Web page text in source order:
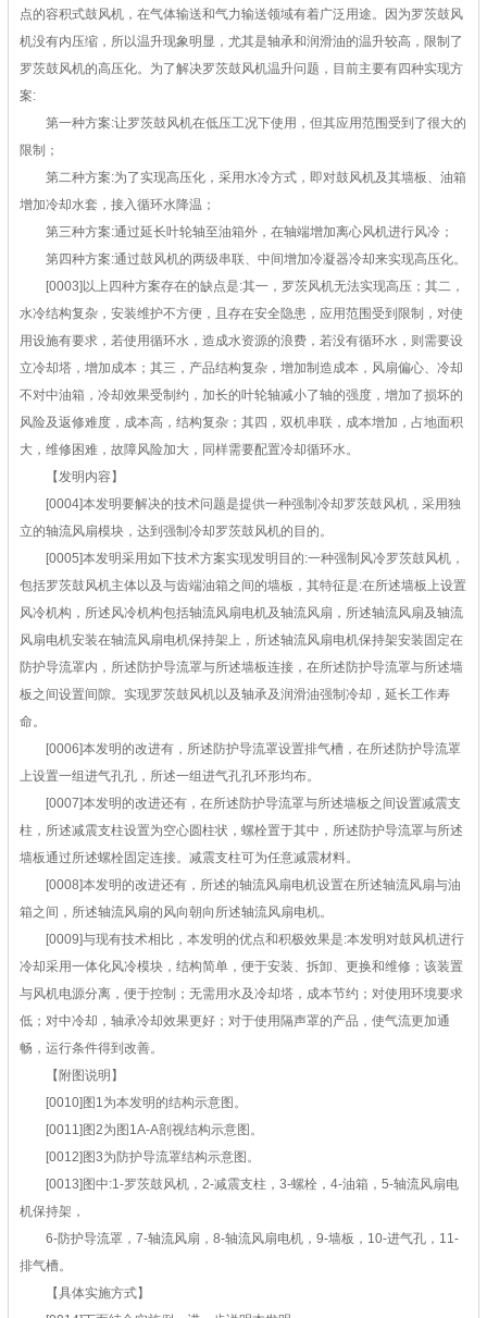
点的容积式鼓风机，在气体输送和气力输送领域有着广泛用途。因为罗茨鼓风
机没有内压缩，所以温升现象明显，尤其是轴承和润滑油的温升较高，限制了
罗茨鼓风机的高压化。为了解决罗茨鼓风机温升问题，目前主要有四种实现方
案:
第一种方案:让罗茨鼓风机在低压工况下使用，但其应用范围受到了很大的
限制；
第二种方案:为了实现高压化，采用水冷方式，即对鼓风机及其墙板、油箱
增加冷却水套，接入循环水降温；
第三种方案:通过延长叶轮轴至油箱外，在轴端增加离心风机进行风冷；
第四种方案:通过鼓风机的两级串联、中间增加冷凝器冷却来实现高压化。
[0003]以上四种方案存在的缺点是:其一，罗茨风机无法实现高压；其二，
水冷结构复杂，安装维护不方便，且存在安全隐患，应用范围受到限制，对使
用设施有要求，若使用循环水，造成水资源的浪费，若没有循环水，则需要设
立冷却塔，增加成本；其三，产品结构复杂，增加制造成本，风扇偏心、冷却
不对中油箱，冷却效果受制约，加长的叶轮轴减小了轴的强度，增加了损坏的
风险及返修难度，成本高，结构复杂；其四，双机串联，成本增加，占地面积
大，维修困难，故障风险加大，同样需要配置冷却循环水。
【发明内容】
[0004]本发明要解决的技术问题是提供一种强制冷却罗茨鼓风机，采用独
立的轴流风扇模块，达到强制冷却罗茨鼓风机的目的。
[0005]本发明采用如下技术方案实现发明目的:一种强制风冷罗茨鼓风机，
包括罗茨鼓风机主体以及与齿端油箱之间的墙板，其特征是:在所述墙板上设置
风冷机构，所述风冷机构包括轴流风扇电机及轴流风扇，所述轴流风扇及轴流
风扇电机安装在轴流风扇电机保持架上，所述轴流风扇电机保持架安装固定在
防护导流罩内，所述防护导流罩与所述墙板连接，在所述防护导流罩与所述墙
板之间设置间隙。实现罗茨鼓风机以及轴承及润滑油强制冷却，延长工作寿
命。
[0006]本发明的改进有，所述防护导流罩设置排气槽，在所述防护导流罩
上设置一组进气孔孔，所述一组进气孔孔环形均布。
[0007]本发明的改进还有，在所述防护导流罩与所述墙板之间设置减震支
柱，所述减震支柱设置为空心圆柱状，螺栓置于其中，所述防护导流罩与所述
墙板通过所述螺栓固定连接。减震支柱可为任意减震材料。
[0008]本发明的改进还有，所述的轴流风扇电机设置在所述轴流风扇与油
箱之间，所述轴流风扇的风向朝向所述轴流风扇电机。
[0009]与现有技术相比，本发明的优点和积极效果是:本发明对鼓风机进行
冷却采用一体化风冷模块，结构简单，便于安装、拆卸、更换和维修；该装置
与风机电源分离，便于控制；无需用水及冷却塔，成本节约；对使用环境要求
低；对中冷却，轴承冷却效果更好；对于使用隔声罩的产品，使气流更加通
畅，运行条件得到改善。
【附图说明】
[0010]图1为本发明的结构示意图。
[0011]图2为图1A-A剖视结构示意图。
[0012]图3为防护导流罩结构示意图。
[0013]图中:1-罗茨鼓风机，2-减震支柱，3-螺栓，4-油箱，5-轴流风扇电
机保持架，
6-防护导流罩，7-轴流风扇，8-轴流风扇电机，9-墙板，10-进气孔，11-
排气槽。
【具体实施方式】